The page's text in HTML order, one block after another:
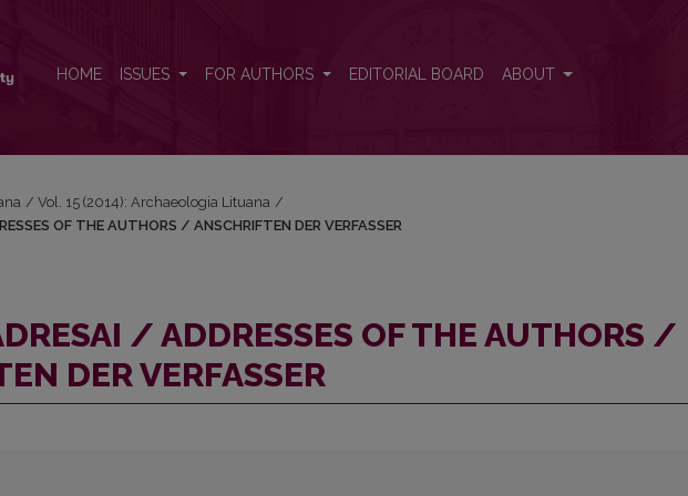
HOME ISSUES FOR AUTHORS EDITORIAL BOARD ABOUT
/ Vol. 15 (2014): Archaeologia Lituana /
OF THE AUTHORS / ANSCHRIFTEN DER VERFASSER
/ ADDRESSES OF THE AUTHORS /
DER VERFASSER